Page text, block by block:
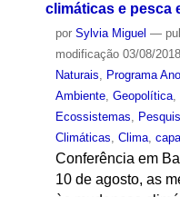
climáticas e pesca
por Sylvia Miguel —
modificação03/08/
Naturais, Programa
Ambiente, Geopolítica,
Ecossistemas,
Climáticas, Clima, capa
Conferência em
10 de agosto, as